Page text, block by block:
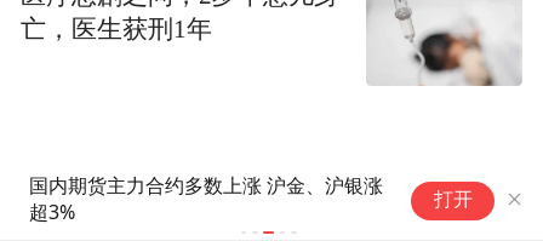
国内期货主力合约多数上涨 沪金、沪银涨
超3%
LME三个月
吨，创下自
打开
亡，医生获刑1年